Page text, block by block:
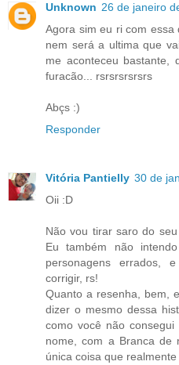
Unknown 26 de janeiro
Agora sim eu ri com essa
nem será a ultima que
me aconteceu bastante,
furacão... rsrsrsrsrsrs
Abçs :)
Responder
Vitória Pantielly 30 de
Oii :D
Não vou tirar saro do
Eu também não
personagens errados,
corrigir, rs!
Quanto a resenha, bem,
dizer o mesmo dessa
como você não
nome, com a Branca de
única coisa que